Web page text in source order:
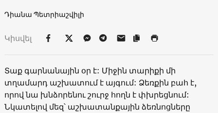
Դիանա Պետրիաշվիլի
Կիսվել
Տաք գարնանային օր է: Միջին տարիքի մի
տղամարդ աշխատում է այգում: Ձեռքին բահ է,
որով նա խնձորենու շուրջ հողն է փխրեցնում:
Նկատելով մեզ՝ աշխատանքային ձեռնոցները